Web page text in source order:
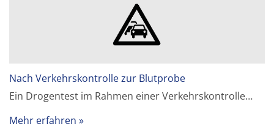
Nach Verkehrskontrolle zur Blutprobe
Ein Drogentest im Rahmen einer Verkehrskontrolle…
Mehr erfahren